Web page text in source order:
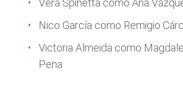
Vera Spinetta como Ana
Nico García como Remigio
Victoria Almeida como
Pena